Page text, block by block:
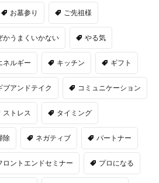
お墓参り ご先祖様
かうまくいかない やる気
ネルギー キッチン ギフト
ブアンドテイク コミュニケーション
ストレス タイミング
除 ネガティブ パートナー
ロントエンドセミナー プロになる